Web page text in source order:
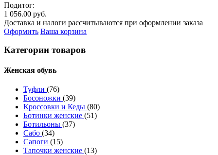
Подитог:
1 056.00 руб.
Доставка и налоги рассчитываются при оформлении заказа
Оформить Ваша корзина
Категории товаров
Женcкая обувь
Туфли (76)
Босоножки (39)
Кроссовки и Кеды (80)
Ботинки женские (51)
Ботильоны (37)
Сабо (34)
Сапоги (15)
Тапочки женские (13)